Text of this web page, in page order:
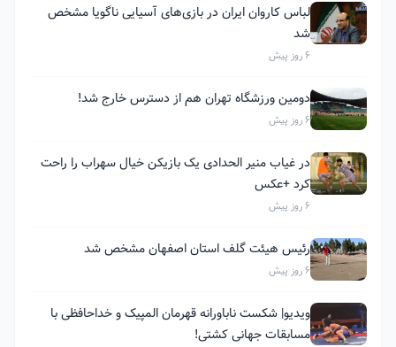
لباس کاروان ایران در بازی‌های آسیایی ناگویا مشخص
شد
6 روز پیش
دومین ورزشگاه تهران هم از دسترس خارج شد!
6 روز پیش
در غیاب منیر الحدادی یک بازیکن خیال سهراب را راحت
کرد +عکس
6 روز پیش
رئیس هیئت گلف استان اصفهان مشخص شد
6 روز پیش
ویدیو| شکست ناباورانه قهرمان المپیک و خداحافظی با
مسابقات جهانی کشتی!